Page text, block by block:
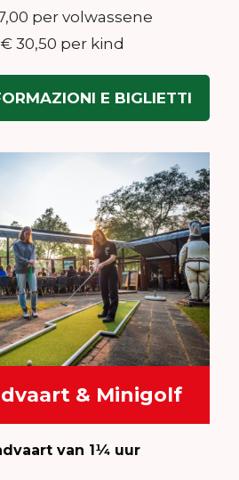
per volwassene
30,50 per kind
E BIGLIETTI
& Minigolf
van 1¼ uur